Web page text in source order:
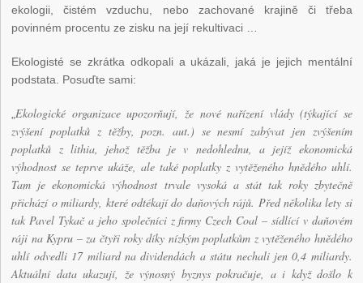
ekologii, čistém vzduchu, nebo zachované krajině či třeba
povinném procentu ze zisku na její rekultivaci …
Ekologisté se zkrátka odkopali a ukázali, jaká je jejich mentální
podstata. Posuďte sami:
„Ekologické organizace upozorňují, že nové nařízení vlády (týkající se
zvýšení poplatků z těžby, pozn. aut.) se nesmí zabývat jen zvýšením
poplatků z lithia, jehož těžba je v nedohlednu, a jejíž ekonomická
výhodnost se teprve ukáže, ale také poplatky z vytěženého hnědého uhlí.
Tam je ekonomická výhodnost trvale vysoká a stát tak roky zbytečně
přichází o miliardy, které odtékají do daňových rájů. Před několika lety si
tak Pavel Tykač a jeho společníci z firmy Czech Coal – sídlící v daňovém
ráji na Kypru – za čtyři roky díky nízkým poplatkům z vytěženého hnědého
uhlí odvedli 17 miliard na dividendách a státu nechali jen 0,4 miliardy.
Aktuální data ukazují, že výnosný byznys pokračuje, a i když došlo k